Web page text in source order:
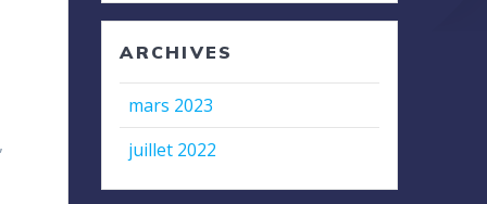
ARCHIVES
mars 2023
juillet 2022